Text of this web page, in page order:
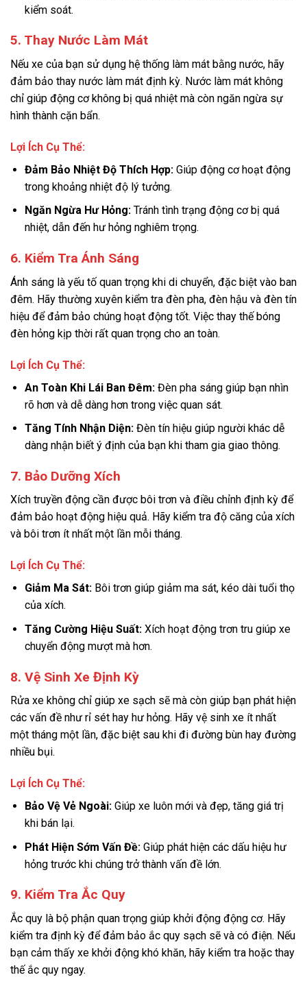
kiểm soát.
5. Thay Nước Làm Mát
Nếu xe của bạn sử dụng hệ thống làm mát bằng nước, hãy
đảm bảo thay nước làm mát định kỳ. Nước làm mát không
chỉ giúp động cơ không bị quá nhiệt mà còn ngăn ngừa sự
hình thành cặn bẩn.
Lợi Ích Cụ Thể:
Đảm Bảo Nhiệt Độ Thích Hợp:Giúp động cơ hoạt động
trong khoảng nhiệt độ lý tưởng.
Ngăn Ngừa Hư Hỏng:Tránh tình trạng động cơ bị quá
nhiệt, dẫn đến hư hỏng nghiêm trọng.
6. Kiểm Tra Ánh Sáng
Ánh sáng là yếu tố quan trọng khi di chuyển, đặc biệt vào ban
đêm. Hãy thường xuyên kiểm tra đèn pha, đèn hậu và đèn tín
hiệu để đảm bảo chúng hoạt động tốt. Việc thay thế bóng
đèn hỏng kịp thời rất quan trọng cho an toàn.
Lợi Ích Cụ Thể:
An Toàn Khi Lái Ban Đêm:Đèn pha sáng giúp bạn nhìn
rõ hơn và dễ dàng hơn trong việc quan sát.
Tăng Tính Nhận Diện:Đèn tín hiệu giúp người khác dễ
dàng nhận biết ý định của bạn khi tham gia giao thông.
7. Bảo Dưỡng Xích
Xích truyền động cần được bôi trơn và điều chỉnh định kỳ để
đảm bảo hoạt động hiệu quả. Hãy kiểm tra độ căng của xích
và bôi trơn ít nhất một lần mỗi tháng.
Lợi Ích Cụ Thể:
Giảm Ma Sát:Bôi trơn giúp giảm ma sát, kéo dài tuổi thọ
của xích.
Tăng Cường Hiệu Suất:Xích hoạt động trơn tru giúp xe
chuyển động mượt mà hơn.
8. Vệ Sinh Xe Định Kỳ
Rửa xe không chỉ giúp xe sạch sẽ mà còn giúp bạn phát hiện
các vấn đề như rỉ sét hay hư hỏng. Hãy vệ sinh xe ít nhất
một tháng một lần, đặc biệt sau khi đi đường bùn hay đường
nhiều bụi.
Lợi Ích Cụ Thể:
Bảo Vệ Vẻ Ngoài:Giúp xe luôn mới và đẹp, tăng giá trị
khi bán lại.
Phát Hiện Sớm Vấn Đề:Giúp phát hiện các dấu hiệu hư
hỏng trước khi chúng trở thành vấn đề lớn.
9. Kiểm Tra Ắc Quy
Ắc quy là bộ phận quan trọng giúp khởi động động cơ. Hãy
kiểm tra định kỳ để đảm bảo ắc quy sạch sẽ và có điện. Nếu
bạn cảm thấy xe khởi động khó khăn, hãy kiểm tra hoặc thay
thế ắc quy ngay.